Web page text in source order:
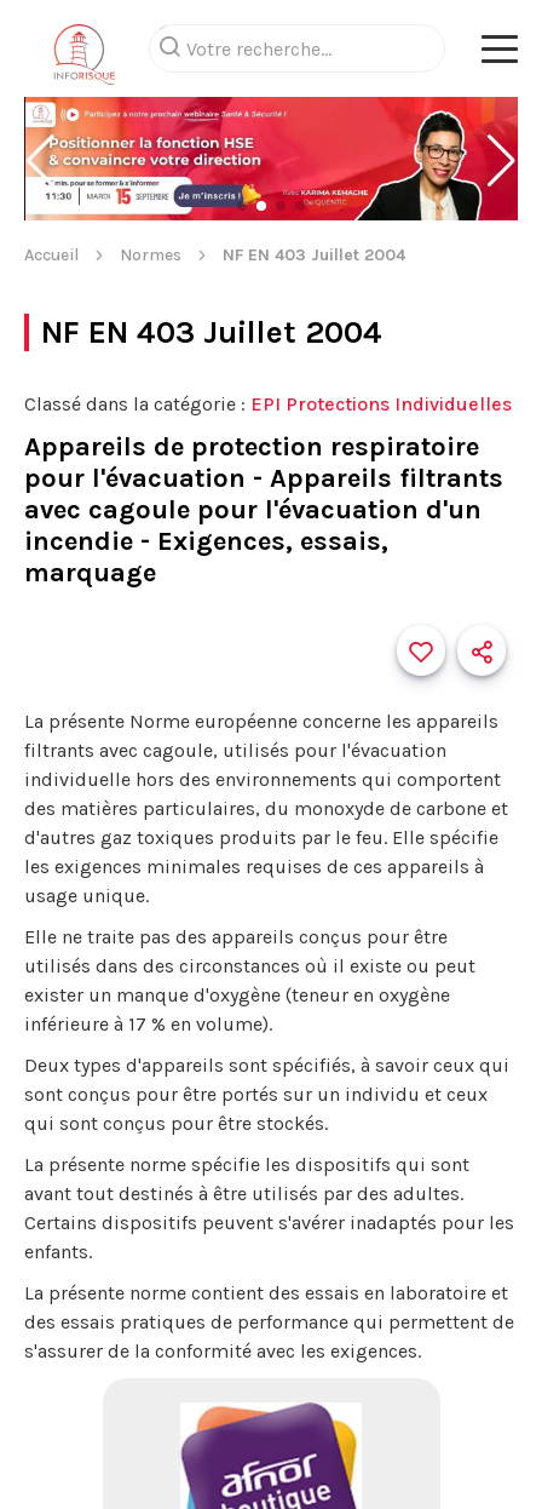
Accueil Normes NF EN 403 Juillet 2004
NF EN 403 Juillet 2004
Classé dans la catégorie : EPI Protections Individuelles
Appareils de protection respiratoire
pour l'évacuation - Appareils filtrants
avec cagoule pour l'évacuation d'un
incendie - Exigences, essais,
marquage
La présente Norme européenne concerne les appareils
filtrants avec cagoule, utilisés pour l'évacuation
individuelle hors des environnements qui comportent
des matières particulaires, du monoxyde de carbone et
d'autres gaz toxiques produits par le feu. Elle spécifie
les exigences minimales requises de ces appareils à
usage unique.
Elle ne traite pas des appareils conçus pour être
utilisés dans des circonstances où il existe ou peut
exister un manque d'oxygène (teneur en oxygène
inférieure à 17 % en volume).
Deux types d'appareils sont spécifiés, à savoir ceux qui
sont conçus pour être portés sur un individu et ceux
qui sont conçus pour être stockés.
La présente norme spécifie les dispositifs qui sont
avant tout destinés à être utilisés par des adultes.
Certains dispositifs peuvent s'avérer inadaptés pour les
enfants.
La présente norme contient des essais en laboratoire et
des essais pratiques de performance qui permettent de
s'assurer de la conformité avec les exigences.